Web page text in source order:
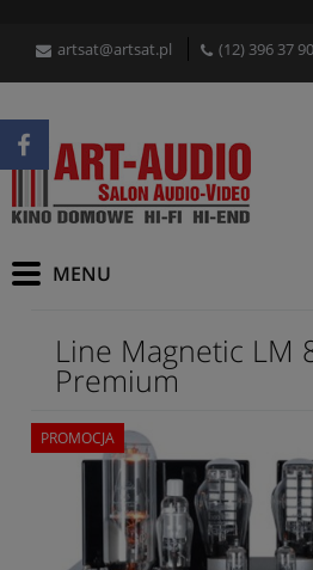
artsat@artsat.pl (12) 396 37 90
Line Magnetic LM
Premium
PROMOCJA